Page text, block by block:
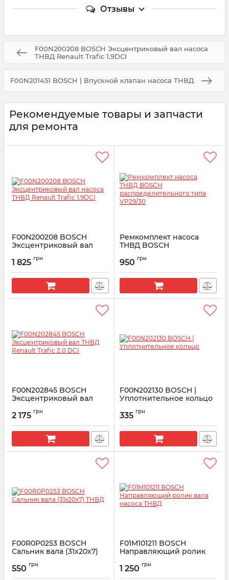
Отзывы
F00N200208 BOSCH Эксцентриковый вал насоса
ТНВД Renault Trafic 1.9DCI
F00N201451 BOSCH | Впускной клапан насоса ТНВД
Рекомендуемые товары и запчасти
для ремонта
F00N200208 BOSCH
Эксцентриковый вал
Trafic 1.9DCI
Артикул: F00N200208
1 825 грн
Ремкомплект насоса
ТНВД BOSCH
типа VP29/30
Артикул: F00N350001
950 грн
F00N202845 BOSCH
Эксцентриковый вал
DCI
Артикул: F00N202845
2 175 грн
F00N202130 BOSCH |
Уплотнительное кольцо
335 грн
F00R0P0253 BOSCH
Сальник вала (31х20х7)
Артикул:
550 грн
F01M101211 BOSCH
Направляющий ролик
Артикул:
1 250 грн